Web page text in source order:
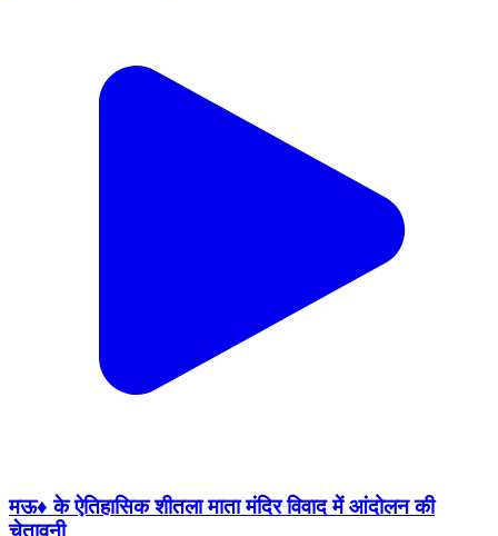
मऊ♦️ के ऐतिहासिक शीतला माता मंदिर विवाद में आंदोलन की
चेतावनी